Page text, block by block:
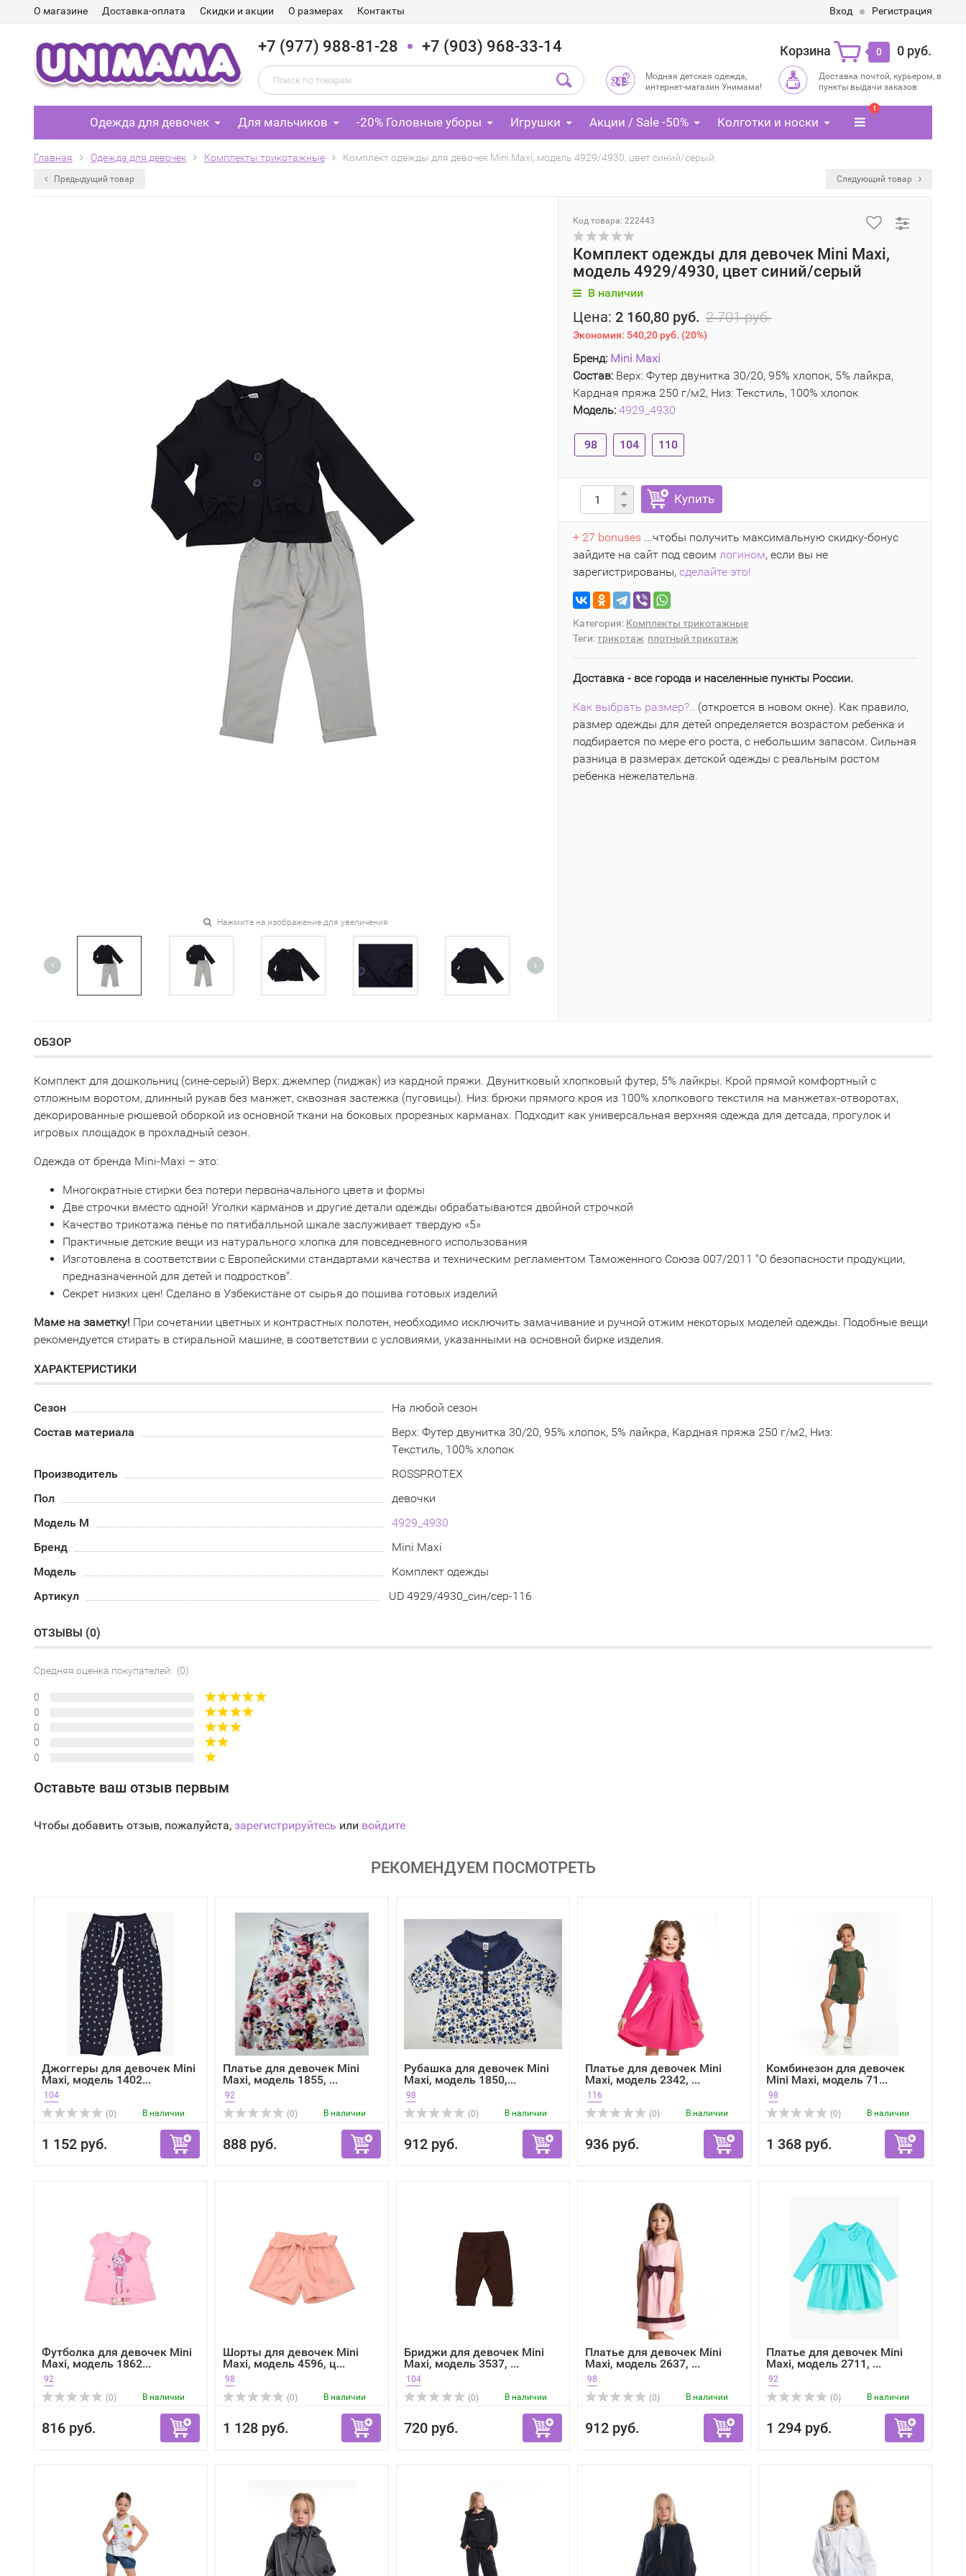
О магазине Доставка-оплата Скидки и акции О размерах Контакты Вход Регистрация
+7 (977) 988-81-28 +7 (903) 968-33-14 Корзина 0 0 руб.
Модная детская одежда,
интернет-магазин Унимама!
Доставка почтой, курьером, в
пункты выдачи заказов
Одежда для девочек Для мальчиков -20% Головные уборы Игрушки Акции / Sale -50% Колготки и носки
1
Главная Одежда для девочек Комплекты трикотажные Комплект одежды для девочек Mini Maxi, модель 4929/4930, цвет синий/серый
Предыдущий товар Следующий товар
Нажмите на изображение для увеличения
Код товара: 222443
Комплект одежды для девочек Mini Maxi,
модель 4929/4930, цвет синий/серый
В наличии
Цена: 2 160,80 руб. 2 701 руб.
Экономия: 540,20 руб. (20%)
Бренд: Mini Maxi
Состав: Верх: Футер двунитка 30/20, 95% хлопок, 5% лайкра,
Кардная пряжа 250 г/м2, Низ: Текстиль, 100% хлопок
Модель: 4929_4930
98 104 110
Купить
+ 27 bonuses ...чтобы получить максимальную скидку-бонус
зайдите на сайт под своим логином, если вы не
зарегистрированы, сделайте это!
Категория: Комплекты трикотажные
Теги:трикотаж плотный трикотаж
Доставка - все города и населенные пункты России.
Как выбрать размер?.. (откроется в новом окне). Как правило,
размер одежды для детей определяется возрастом ребенка и
подбирается по мере его роста, с небольшим запасом. Сильная
разница в размерах детской одежды с реальным ростом
ребенка нежелательна.
ОБЗОР
Комплект для дошкольниц (сине-серый) Верх: джемпер (пиджак) из кардной пряжи. Двунитковый хлопковый футер, 5% лайкры. Крой прямой комфортный с
отложным воротом, длинный рукав без манжет, сквозная застежка (пуговицы). Низ: брюки прямого кроя из 100% хлопкового текстиля на манжетах-отворотах,
декорированные рюшевой оборкой из основной ткани на боковых прорезных карманах. Подходит как универсальная верхняя одежда для детсада, прогулок и
игровых площадок в прохладный сезон.
Одежда от бренда Mini-Maxi – это:
Многократные стирки без потери первоначального цвета и формы
Две строчки вместо одной! Уголки карманов и другие детали одежды обрабатываются двойной строчкой
Качество трикотажа пенье по пятибалльной шкале заслуживает твердую «5»
Практичные детские вещи из натурального хлопка для повседневного использования
Изготовлена в соответствии с Европейскими стандартами качества и техническим регламентом Таможенного Союза 007/2011 "О безопасности продукции,
предназначенной для детей и подростков".
Секрет низких цен! Сделано в Узбекистане от сырья до пошива готовых изделий
Маме на заметку! При сочетании цветных и контрастных полотен, необходимо исключить замачивание и ручной отжим некоторых моделей одежды. Подобные вещи
рекомендуется стирать в стиральной машине, в соответствии с условиями, указанными на основной бирке изделия.
ХАРАКТЕРИСТИКИ
Сезон
На любой сезон
Состав материала
Верх: Футер двунитка 30/20, 95% хлопок, 5% лайкра, Кардная пряжа 250 г/м2, Низ:
Текстиль, 100% хлопок
Производитель
ROSSPROTEX
Пол
девочки
Модель М
4929_4930
Бренд
Mini Maxi
Модель
Комплект одежды
Артикул
UD 4929/4930_син/сер-116
ОТЗЫВЫ (0)
Средняя оценка покупателей: (0)
0
0
0
0
0
Оставьте ваш отзыв первым
Чтобы добавить отзыв, пожалуйста, зарегистрируйтесь или войдите
РЕКОМЕНДУЕМ ПОСМОТРЕТЬ
Джоггеры для девочек Mini
Maxi, модель 1402...
104
(0)
В наличии
1 152 руб.
Платье для девочек Mini
Maxi, модель 1855, ...
92
(0)
В наличии
888 руб.
Рубашка для девочек Mini
Maxi, модель 1850,...
98
(0)
В наличии
912 руб.
Платье для девочек Mini
Maxi, модель 2342, ...
116
(0)
В наличии
936 руб.
Комбинезон для девочек
Mini Maxi, модель 71...
98
(0)
В наличии
1 368 руб.
Футболка для девочек Mini
Maxi, модель 1862...
92
(0)
В наличии
816 руб.
Шорты для девочек Mini
Maxi, модель 4596, ц...
98
(0)
В наличии
1 128 руб.
Бриджи для девочек Mini
Maxi, модель 3537, ...
104
(0)
В наличии
720 руб.
Платье для девочек Mini
Maxi, модель 2637, ...
98
(0)
В наличии
912 руб.
Платье для девочек Mini
Maxi, модель 2711, ...
92
(0)
В наличии
1 294 руб.